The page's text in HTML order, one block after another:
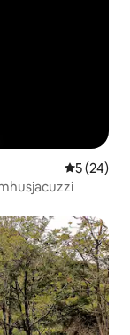
5 av 5 i
5 (24)